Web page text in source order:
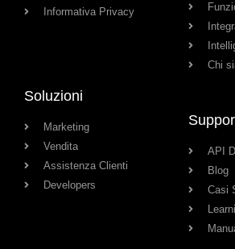
Informativa Privacy
Chi
Soluzioni
Marketing
Vendita
Assistenza Clienti
Developers
API
Blog
Casi